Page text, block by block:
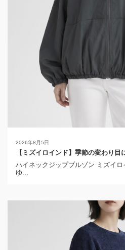
2026年8月5日
【ミズイロインド】季節の変わり目
ハイネックジップブルゾン ミズイロ
ゆ...